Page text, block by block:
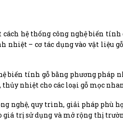
hệ thống công nghệ biến
nhiệt – cơ tác dụng vào vật liệu
biến tính gỗ bằng phương pháp
nhiệt cho các loại gỗ mọc
nghệ, quy trình, giải pháp phù
giá trị sử dụng và mở rộng thị